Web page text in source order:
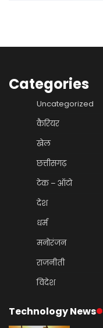
Categories
Uncategorized
कैरियर
खेल
छत्तीसगढ़
टेक – ऑटो
देश
धर्म
मनोरंजन
राजनीती
विदेश
Technology News